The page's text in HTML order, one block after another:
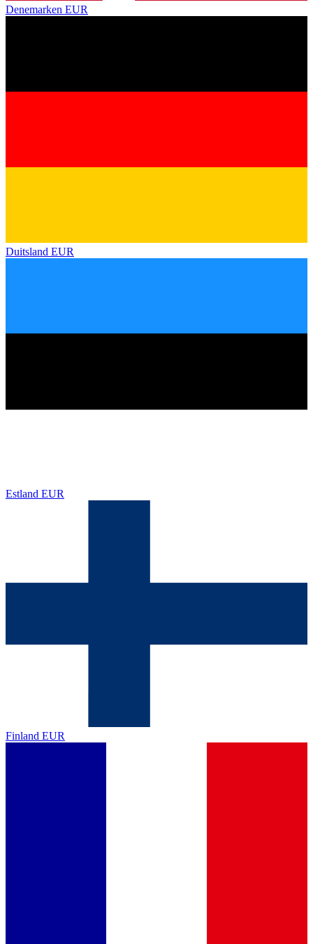
Denemarken EUR
Duitsland EUR
Estland EUR
Finland EUR